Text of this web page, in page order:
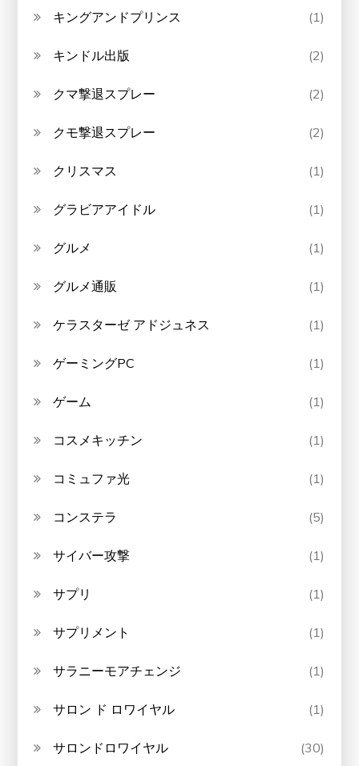
キングアンドプリンス (1)
キンドル出版 (2)
クマ撃退スプレー (2)
クモ撃退スプレー (2)
クリスマス (1)
グラビアアイドル (1)
グルメ (1)
グルメ通販 (1)
ケラスターゼ アドジュネス (1)
ゲーミングPC (1)
ゲーム (1)
コスメキッチン (1)
コミュファ光 (1)
コンステラ (5)
サイバー攻撃 (1)
サプリ (1)
サプリメント (1)
サラニーモアチェンジ (1)
サロン ド ロワイヤル (1)
サロンドロワイヤル (30)